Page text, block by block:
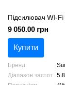
Підсилювач WI-
9 050.00 грн
Купити
Бренд
Діапазон частот